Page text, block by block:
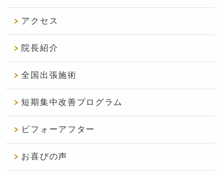
アクセス
院長紹介
全国出張施術
短期集中改善プログラム
ビフォーアフター
お喜びの声